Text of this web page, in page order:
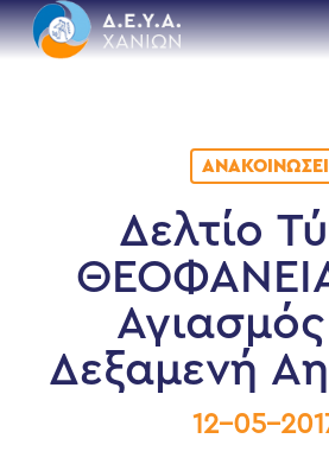
Skip
to
main
Δελτίο
Δεξαμενή Αη
12-05-